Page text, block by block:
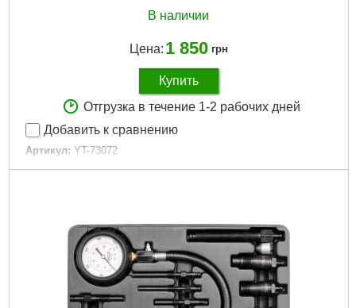
В наличии
Цена: 1 850 грн
Купить
Отгрузка в течение 1-2 рабочих дней
Добавить к сравнению
Артикул: YT-73072
Код товара: 23.12.09
Габариты упаковки: 280x240x75 мм
Вес брутто: 1,762 г
Подробнее...